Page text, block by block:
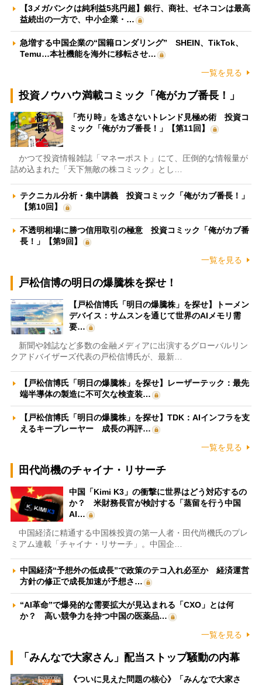
【3メガバンクは純利益5兆円超】銀行、商社、ゼネコンは最高
益続出の一方で、中小企業・…
急増する中国企業の“国籍ロンダリング” SHEIN、TikTok、
Temu…本社機能を海外に移転させ…
一覧を見る
投資ノウハウ満載コミック「俺がカブ番長！」
「売り時」を逃さないトレンド見極め術 投資コ
ミック「俺がカブ番長！」【第11回】
かつて投資情報雑誌「マネーポスト」にて、圧倒的な情報量が
詰め込まれた「天下無敵の株コミック」とし…
テクニカル分析・集中講義 投資コミック「俺がカブ番長！」
【第10回】
不透明相場に勝つ信用取引の極意 投資コミック「俺がカブ番
長！」【第9回】
一覧を見る
戸松信博の明日の爆騰株を探せ！
【戸松信博氏「明日の爆騰株」を探せ】トーメン
デバイス：サムスンを通じて世界のAIメモリ需
要…
新聞や雑誌など多数の金融メディアに出演するグローバルリン
クアドバイザーズ代表の戸松信博氏が、最新…
【戸松信博氏「明日の爆騰株」を探せ】レーザーテック：最先
端半導体の製造に不可欠な検査装…
【戸松信博氏「明日の爆騰株」を探せ】TDK：AIインフラを支
えるキープレーヤー 成長の再評…
一覧を見る
田代尚機のチャイナ・リサーチ
中国「Kimi K3」の衝撃に世界はどう対応するの
か？ 米財務長官が検討する「蒸留を行う中国
AI…
中国経済に精通する中国株投資の第一人者・田代尚機氏のプレ
ミアム連載「チャイナ・リサーチ」。中国企…
中国経済“予想外の低成長”で政策のテコ入れ必至か 経済運営
方針の修正で成長加速が予想さ…
“AI革命”で爆発的な需要拡大が見込まれる「CXO」とは何
か？ 高い競争力を持つ中国の医薬品…
一覧を見る
「みんなで大家さん」配当ストップ騒動の内幕
《ついに見えた問題の核心》「みんなで大家さ